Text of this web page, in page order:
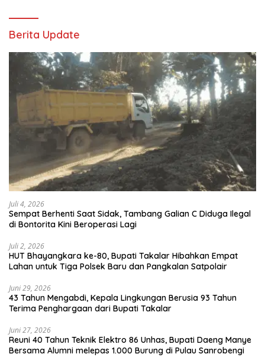
Berita Update
Juli 4, 2026
Sempat Berhenti Saat Sidak, Tambang Galian C Diduga Ilegal
di Bontorita Kini Beroperasi Lagi
Juli 2, 2026
HUT Bhayangkara ke-80, Bupati Takalar Hibahkan Empat
Lahan untuk Tiga Polsek Baru dan Pangkalan Satpolair
Juni 29, 2026
43 Tahun Mengabdi, Kepala Lingkungan Berusia 93 Tahun
Terima Penghargaan dari Bupati Takalar
Juni 27, 2026
Reuni 40 Tahun Teknik Elektro 86 Unhas, Bupati Daeng Manye
Bersama Alumni melepas 1.000 Burung di Pulau Sanrobengi